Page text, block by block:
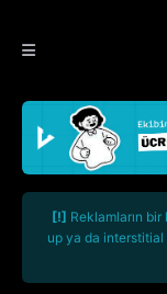
[!] Reklamların
up ya da interstitial